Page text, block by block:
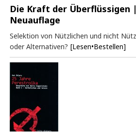
Die Kraft der
Neuauflage
Selektion von Nützlichen und nicht
oder Alternativen? [Lesen•Bestellen]